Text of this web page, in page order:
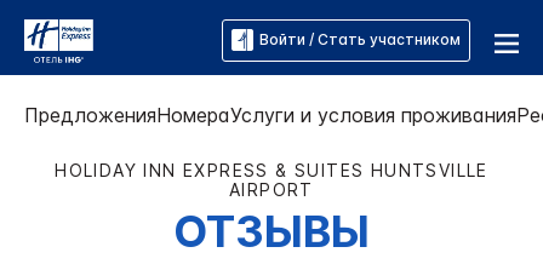
Войти / Стать участником
ПредложенияНомераУслуги и условия проживания
HOLIDAY INN EXPRESS & SUITES HUNTSVILLE
AIRPORT
ОТЗЫВЫ